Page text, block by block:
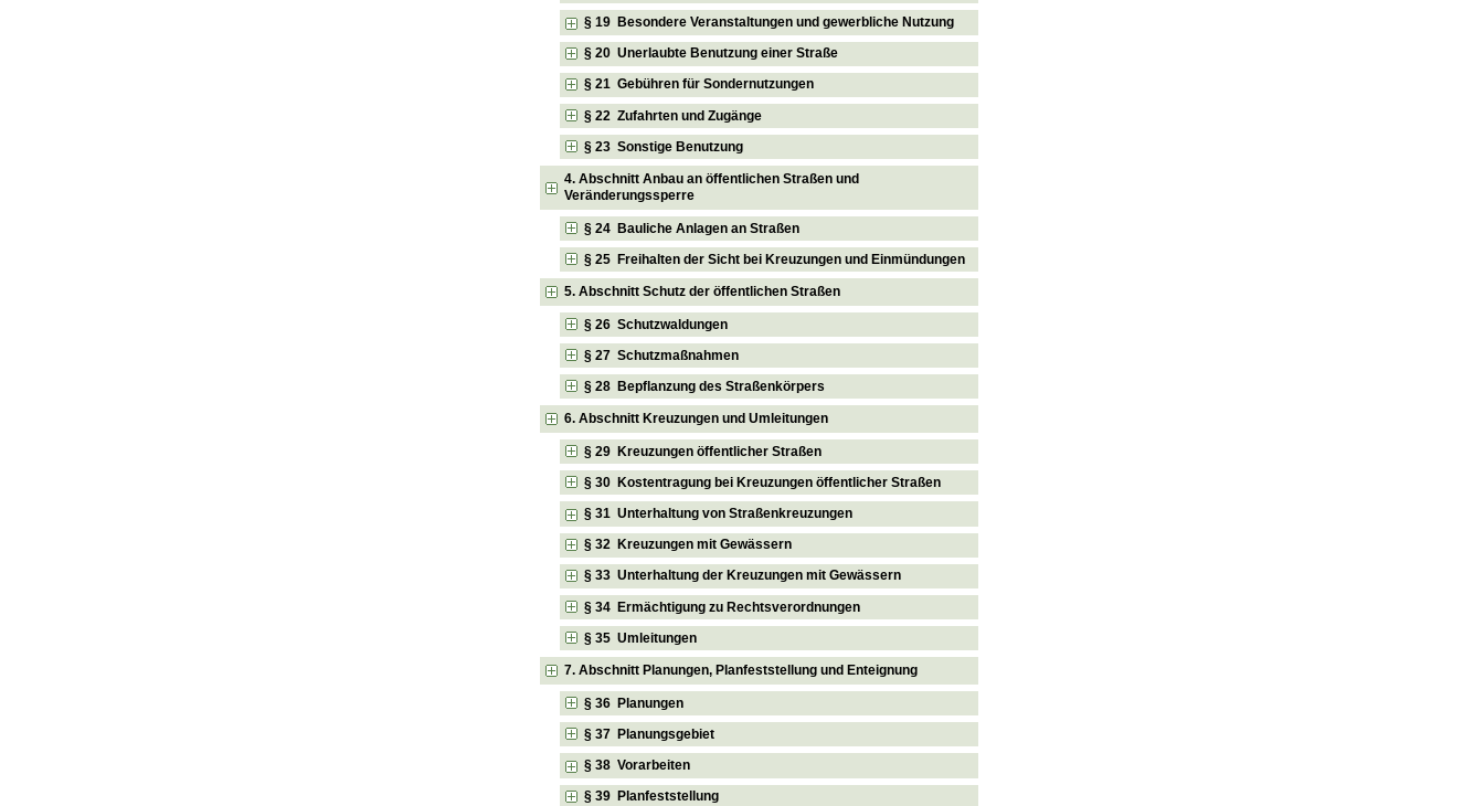
§ 19 Besondere Veranstaltungen und gewerbliche Nutzung
§ 20 Unerlaubte Benutzung einer Straße
§ 21 Gebühren für Sondernutzungen
§ 22 Zufahrten und Zugänge
§ 23 Sonstige Benutzung
4. Abschnitt Anbau an öffentlichen Straßen und
Veränderungssperre
§ 24 Bauliche Anlagen an Straßen
§ 25 Freihalten der Sicht bei Kreuzungen und Einmündungen
5. Abschnitt Schutz der öffentlichen Straßen
§ 26 Schutzwaldungen
§ 27 Schutzmaßnahmen
§ 28 Bepflanzung des Straßenkörpers
6. Abschnitt Kreuzungen und Umleitungen
§ 29 Kreuzungen öffentlicher Straßen
§ 30 Kostentragung bei Kreuzungen öffentlicher Straßen
§ 31 Unterhaltung von Straßenkreuzungen
§ 32 Kreuzungen mit Gewässern
§ 33 Unterhaltung der Kreuzungen mit Gewässern
§ 34 Ermächtigung zu Rechtsverordnungen
§ 35 Umleitungen
7. Abschnitt Planungen, Planfeststellung und Enteignung
§ 36 Planungen
§ 37 Planungsgebiet
§ 38 Vorarbeiten
§ 39 Planfeststellung